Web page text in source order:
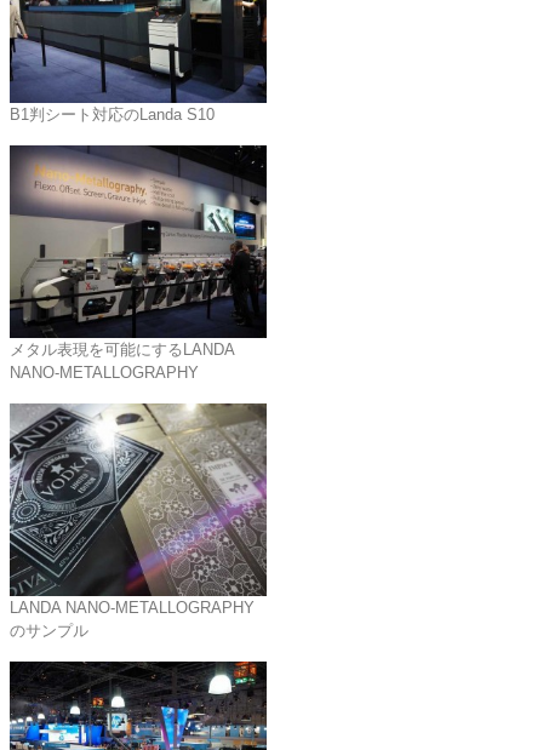
会社案内
購読・購入申し込み
お問い合わせ
B1判シート対応のLanda S10
メタル表現を可能にするLANDA
NANO-METALLOGRAPHY
LANDA NANO-METALLOGRAPHY
のサンプル